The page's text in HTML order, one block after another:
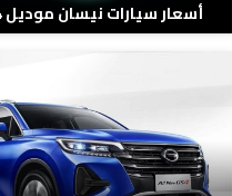
أسعار سيارات نيسان موديل 2024